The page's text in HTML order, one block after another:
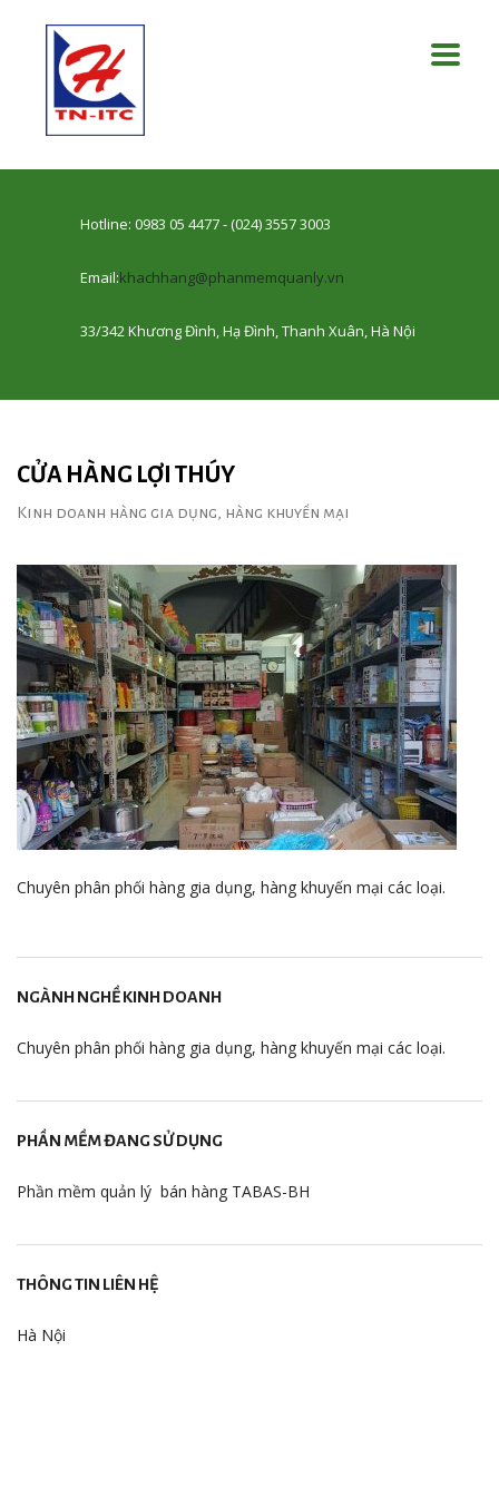
Hotline: 0983 05 4477 - (024) 3557 3003
Email:khachhang@phanmemquanly.vn
33/342 Khương Đình, Hạ Đình, Thanh Xuân, Hà Nội
CỬA HÀNG LỢI THÚY
Kinh doanh hàng gia dụng, hàng khuyến mại
Chuyên phân phối hàng gia dụng, hàng khuyến mại các loại.
NGÀNH NGHỀ KINH DOANH
Chuyên phân phối hàng gia dụng, hàng khuyến mại các loại.
PHẦN MỀM ĐANG SỬ DỤNG
Phần mềm quản lý bán hàng TABAS-BH
THÔNG TIN LIÊN HỆ
Hà Nội